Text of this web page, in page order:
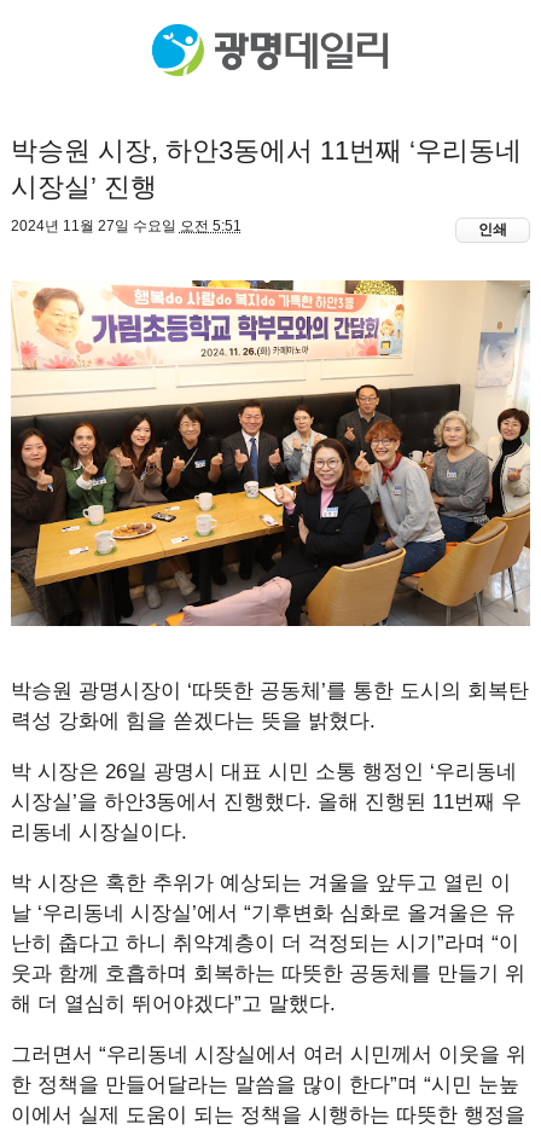
박승원 시장, 하안3동에서 11번째 ‘우리동네
시장실’ 진행
2024년 11월 27일 수요일 오전 5:51 인쇄
박승원 광명시장이 ‘따뜻한 공동체’를 통한 도시의 회복탄
력성 강화에 힘을 쏟겠다는 뜻을 밝혔다.
박 시장은 26일 광명시 대표 시민 소통 행정인 ‘우리동네
시장실’을 하안3동에서 진행했다. 올해 진행된 11번째 우
리동네 시장실이다.
박 시장은 혹한 추위가 예상되는 겨울을 앞두고 열린 이
날 ‘우리동네 시장실’에서 “기후변화 심화로 올겨울은 유
난히 춥다고 하니 취약계층이 더 걱정되는 시기”라며 “이
웃과 함께 호흡하며 회복하는 따뜻한 공동체를 만들기 위
해 더 열심히 뛰어야겠다”고 말했다.
그러면서 “우리동네 시장실에서 여러 시민께서 이웃을 위
한 정책을 만들어달라는 말씀을 많이 한다”며 “시민 눈높
이에서 실제 도움이 되는 정책을 시행하는 따뜻한 행정을